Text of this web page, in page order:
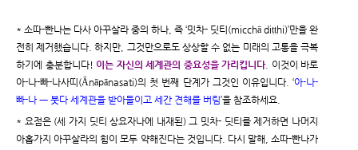
* 소따-빤나는 다사 아꾸살라 중의 하나, 즉 ‘밋차- 딧티(micchā diṭṭhi)’만을 완
전히 제거했습니다. 하지만, 그것만으로도 상상할 수 없는 미래의 고통을 극복
하기에 충분합니다! 이는 자신의 세계관의 중요성을 가리킵니다. 이것이 바로
아-나-빠-나사띠(Ānāpānasati)의 첫 번째 단계가 그것인 이유입니다. ‘아-나-
빠-나 ㅡ 붓다 세계관을 받아들이고 세간 견해를 버림’을 참조하세요.
* 요점은 (세 가지 딧티 상요자나에 내재된) 그 밋차- 딧티를 제거하면 나머지
아홉가지 아꾸살라의 힘이 모두 약해진다는 것입니다. 다시 말해, 소따-빤나가